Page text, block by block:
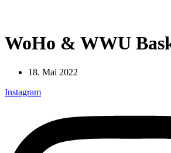
WoHo & WWU
18. Mai 2022
Instagram